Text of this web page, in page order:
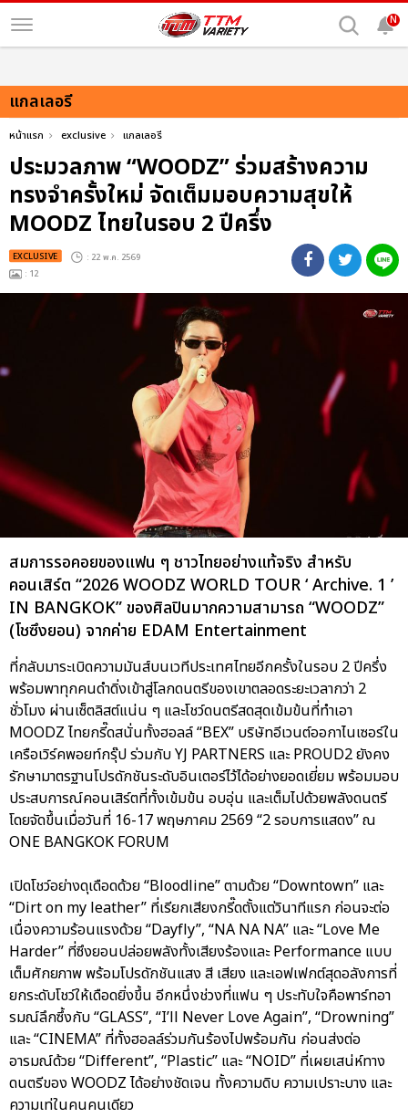
N
แกลเลอรี
หน้าแรก exclusive แกลเลอรี
ประมวลภาพ “WOODZ” ร่วมสร้างความ
ทรงจำครั้งใหม่ จัดเต็มมอบความสุขให้
MOODZ ไทยในรอบ 2 ปีครึ่ง
EXCLUSIVE : 22 พ.ค. 2569
: 12
สมการรอคอยของแฟน ๆ ชาวไทยอย่างแท้จริง สำหรับ
คอนเสิร์ต “2026 WOODZ WORLD TOUR ‘ Archive. 1 ’
IN BANGKOK” ของศิลปินมากความสามารถ “WOODZ”
(โชซึงยอน) จากค่าย EDAM Entertainment
ที่กลับมาระเบิดความมันส์บนเวทีประเทศไทยอีกครั้งในรอบ 2 ปีครึ่ง
พร้อมพาทุกคนดำดิ่งเข้าสู่โลกดนตรีของเขาตลอดระยะเวลากว่า 2
ชั่วโมง ผ่านเซ็ตลิสต์แน่น ๆ และโชว์ดนตรีสดสุดเข้มข้นที่ทำเอา
MOODZ ไทยกรี๊ดสนั่นทั้งฮอลล์ “BEX” บริษัทอีเวนต์ออกาไนเซอร์ใน
เครือเวิร์คพอยท์กรุ๊ป ร่วมกับ YJ PARTNERS และ PROUD2 ยังคง
รักษามาตรฐานโปรดักชันระดับอินเตอร์ไว้ได้อย่างยอดเยี่ยม พร้อมมอบ
ประสบการณ์คอนเสิร์ตที่ทั้งเข้มข้น อบอุ่น และเต็มไปด้วยพลังดนตรี
โดยจัดขึ้นเมื่อวันที่ 16-17 พฤษภาคม 2569 “2 รอบการแสดง” ณ
ONE BANGKOK FORUM
เปิดโชว์อย่างดุเดือดด้วย “Bloodline” ตามด้วย “Downtown” และ
“Dirt on my leather” ที่เรียกเสียงกรี๊ดตั้งแต่วินาทีแรก ก่อนจะต่อ
เนื่องความร้อนแรงด้วย “Dayfly”, “NA NA NA” และ “Love Me
Harder” ที่ซึงยอนปล่อยพลังทั้งเสียงร้องและ Performance แบบ
เต็มศักยภาพ พร้อมโปรดักชันแสง สี เสียง และเอฟเฟกต์สุดอลังการที่
ยกระดับโชว์ให้เดือดยิ่งขึ้น อีกหนึ่งช่วงที่แฟน ๆ ประทับใจคือพาร์ทอา
รมณ์ลึกซึ้งกับ “GLASS”, “I’ll Never Love Again”, “Drowning”
และ “CINEMA” ที่ทั้งฮอลล์ร่วมกันร้องไปพร้อมกัน ก่อนส่งต่อ
อารมณ์ด้วย “Different”, “Plastic” และ “NOID” ที่เผยเสน่ห์ทาง
ดนตรีของ WOODZ ได้อย่างชัดเจน ทั้งความดิบ ความเปราะบาง และ
ความเท่ในคนคนเดียว